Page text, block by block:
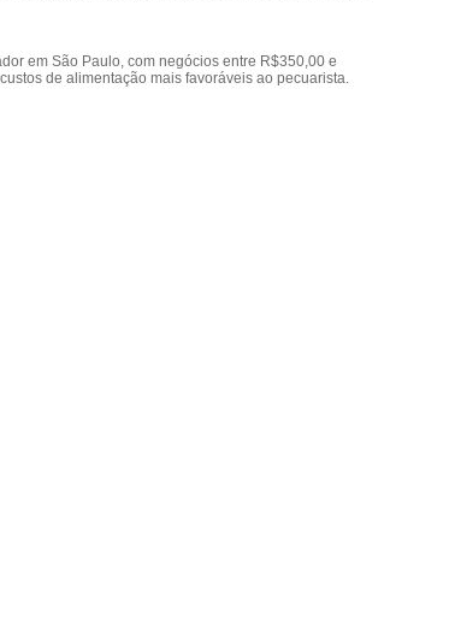
em São Paulo, com negócios entre R$350,00 e
de alimentação mais favoráveis ao pecuarista.